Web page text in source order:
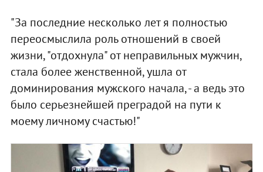
"За последние несколько лет я полностью
переосмыслила роль отношений в своей
жизни, "отдохнула" от неправильных мужчин,
стала более женственной, ушла от
доминирования мужского начала, - а ведь это
было серьезнейшей преградой на пути к
моему личному счастью!"